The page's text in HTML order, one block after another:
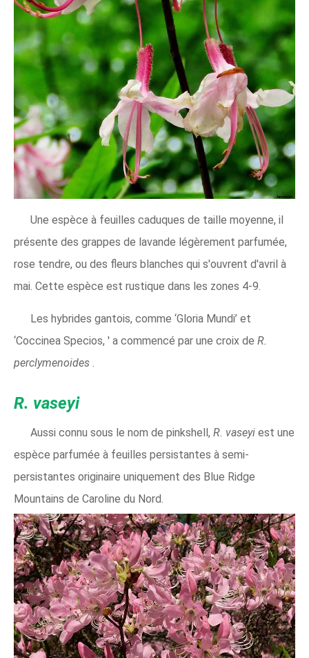
Une espèce à feuilles caduques de taille moyenne, il
présente des grappes de lavande légèrement parfumée,
rose tendre, ou des fleurs blanches qui s'ouvrent d'avril à
mai. Cette espèce est rustique dans les zones 4-9.
Les hybrides gantois, comme ‘Gloria Mundi’ et
‘Coccinea Specios, ' a commencé par une croix de R.
perclymenoides .
R. vaseyi
Aussi connu sous le nom de pinkshell, R. vaseyi est une
espèce parfumée à feuilles persistantes à semi-
persistantes originaire uniquement des Blue Ridge
Mountains de Caroline du Nord.